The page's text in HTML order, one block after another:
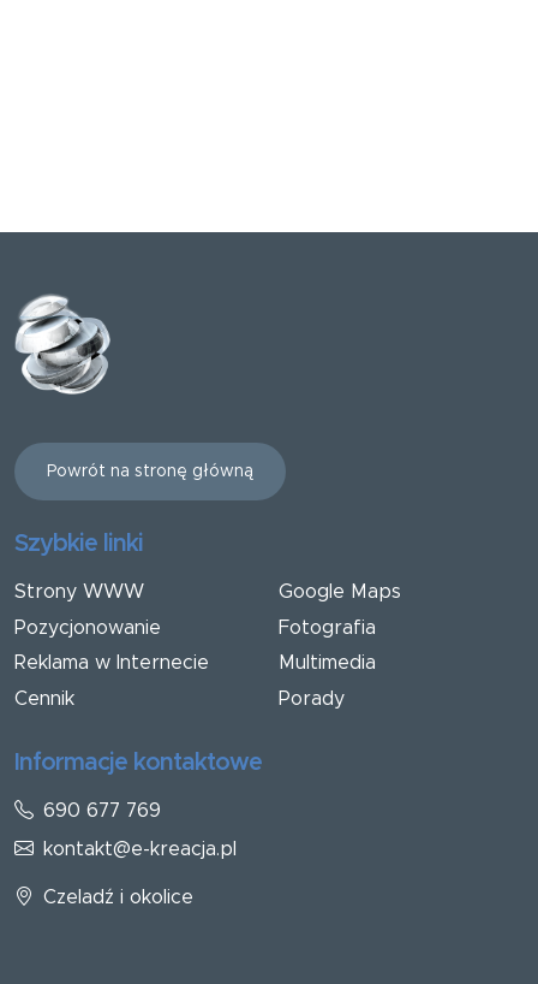
Powrót na stronę główną
Szybkie linki
Strony WWW
Pozycjonowanie
Reklama w Internecie
Cennik
Google Maps
Fotografia
Multimedia
Porady
Informacje kontaktowe
690 677 769
kontakt@e-kreacja.pl
Czeladź i okolice